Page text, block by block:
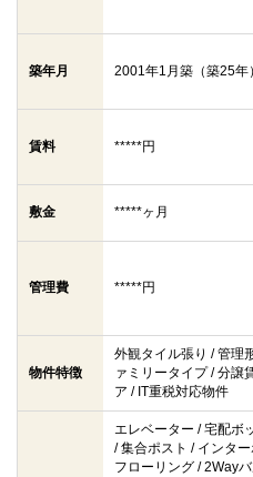
築年月 2001年1月築（築25年）
賃料 *****円
敷金 *****ヶ月
管理費 *****円
物件特徴
外観タイル張り / 管理
ァミリータイプ / 分譲
ア / IT重税対応物件
エレベーター / 宅配ボ
/ 集合ポスト / インタ
フローリング / 2Way